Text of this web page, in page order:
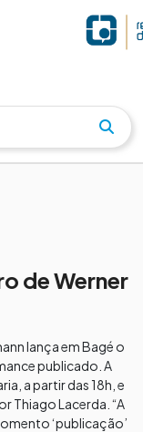
de Werner
lança em Bagé o
publicado. A
a partir das 18h, e
Thiago Lacerda. “A
‘publicação’